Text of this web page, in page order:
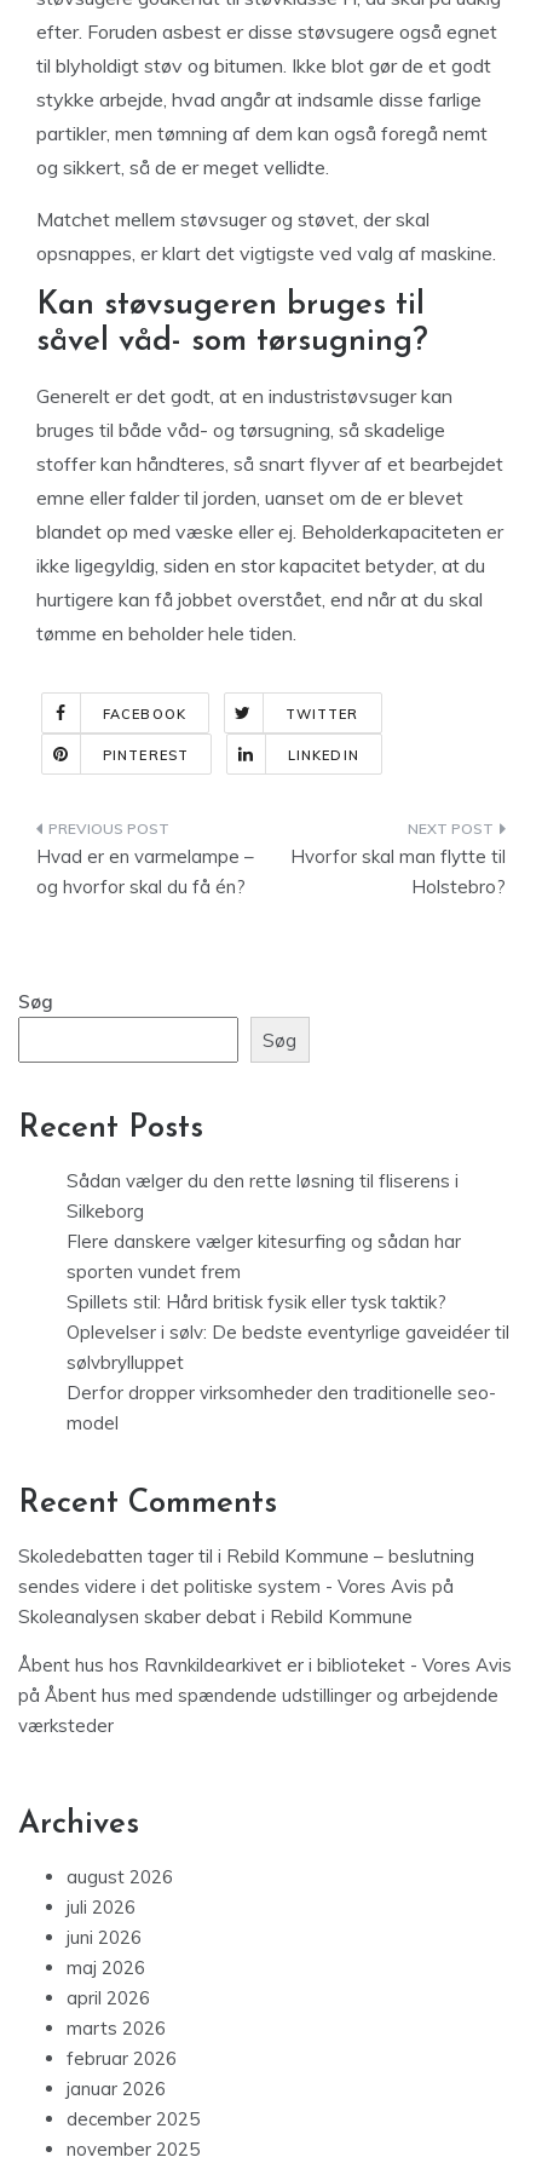
efter. Foruden asbest er disse støvsugere også egnet
til blyholdigt støv og bitumen. Ikke blot gør de et godt
stykke arbejde, hvad angår at indsamle disse farlige
partikler, men tømning af dem kan også foregå nemt
og sikkert, så de er meget vellidte.
Matchet mellem støvsuger og støvet, der skal
opsnappes, er klart det vigtigste ved valg af maskine.
Kan støvsugeren bruges til
såvel våd- som tørsugning?
Generelt er det godt, at en industristøvsuger kan
bruges til både våd- og tørsugning, så skadelige
stoffer kan håndteres, så snart flyver af et bearbejdet
emne eller falder til jorden, uanset om de er blevet
blandet op med væske eller ej. Beholderkapaciteten er
ikke ligegyldig, siden en stor kapacitet betyder, at du
hurtigere kan få jobbet overstået, end når at du skal
tømme en beholder hele tiden.
FACEBOOK TWITTER
PINTEREST LINKEDIN
Indlægsnavigation
Hvad er en varmelampe –
og hvorfor skal du få én?
Hvorfor skal man flytte til
Holstebro?
Søg
Søg
Recent Posts
Sådan vælger du den rette løsning til fliserens i
Silkeborg
Flere danskere vælger kitesurfing og sådan har
sporten vundet frem
Spillets stil: Hård britisk fysik eller tysk taktik?
Oplevelser i sølv: De bedste eventyrlige gaveidéer til
sølvbrylluppet
Derfor dropper virksomheder den traditionelle seo-
model
Recent Comments
Skoledebatten tager til i Rebild Kommune – beslutning
sendes videre i det politiske system - Vores Avis på
Skoleanalysen skaber debat i Rebild Kommune
Åbent hus hos Ravnkildearkivet er i biblioteket - Vores Avis
på Åbent hus med spændende udstillinger og arbejdende
værksteder
Archives
august 2026
juli 2026
juni 2026
maj 2026
april 2026
marts 2026
februar 2026
januar 2026
december 2025
november 2025